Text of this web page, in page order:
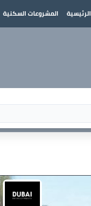
الرئيسية المشروعات السكنية